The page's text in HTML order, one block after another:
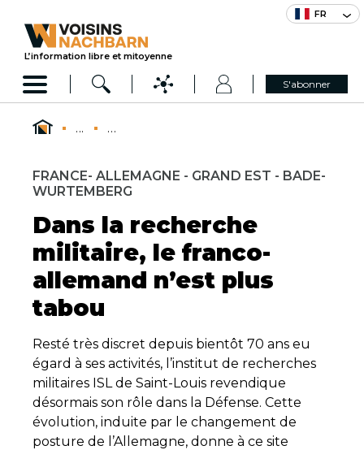
FR
L’information libre et mitoyenne
S'abonner
... ...
FRANCE- ALLEMAGNE - GRAND EST - BADE-
WURTEMBERG
Dans la recherche
militaire, le franco-
allemand n’est plus
tabou
Resté très discret depuis bientôt 70 ans eu
égard à ses activités, l’institut de recherches
militaires ISL de Saint-Louis revendique
désormais son rôle dans la Défense. Cette
évolution, induite par le changement de
posture de l’Allemagne, donne à ce site